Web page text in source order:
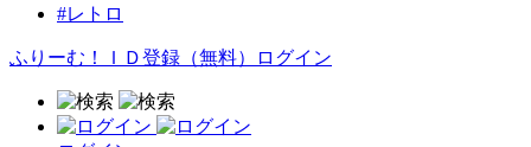
#レトロ
ふりーむ！ＩＤ登録（無料） ログイン